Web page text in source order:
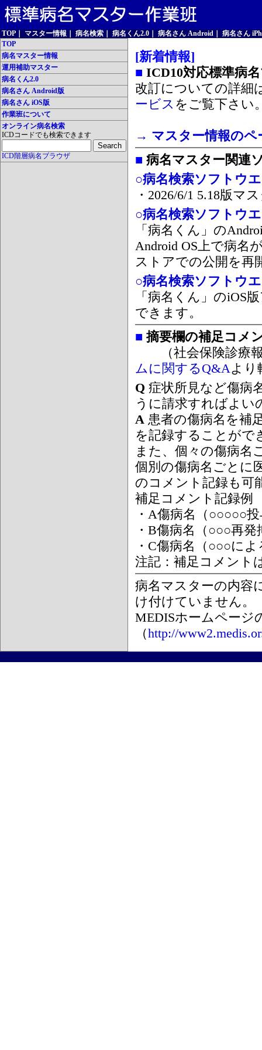
TOP マスター情報 病名検索 病名くん2.0 病名さん Android
病名さん
TOP
病名マスター情報
運用補助マスター
病名くん2.0
病名さん Android版
病名さん iOS版
作業班について
オンライン病名検索
ICDコードでも検索できます
ICD階層病名ブラウザ
[新着情報]
■ ICD10対応標準病
改訂についての詳細
ービス をご覧下さい
→ マスター情報のペ
■ 病名マスター関連
○病名検索ソフトウ
・2026/6/1 5.18版マ
○病名検索ソフトウ
「病名くん」の
Android OS上で病名
ストアでの公開を再
○病名検索ソフトウ
「病名くん」のiOS
できます。
■ 摘要欄の補足コメ
（社会保険診療報
ムに関するQ&Aより
Q 症状所見など傷病
うに請求すればよい
A 患者の傷病名を補
を記録することがで
また、個々の傷病名
個別の傷病名ごとに
のコメント記録も可
補足コメント記録例
・A傷病名（○○○○○
・B傷病名（○○○再
・C傷病名（○○○に
注記：補足コメント
病名マスターの内容
け付けていません。
MEDISホームページ
（http://